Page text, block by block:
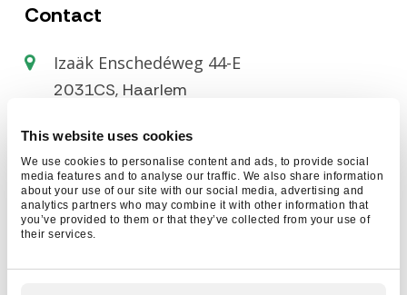
This website uses cookies
We use cookies to personalise content and ads, to provide social
media features and to analyse our traffic. We also share information
about your use of our site with our social media, advertising and
analytics partners who may combine it with other information that
you’ve provided to them or that they’ve collected from your use of
their services.
Contact
Izaäk Enschedéweg 44-E
2031CS, Haarlem
info@cleaningbuddies.nl